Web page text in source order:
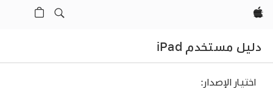
Apple‏
دليل مستخدم iPad
اختيار الإصدار: